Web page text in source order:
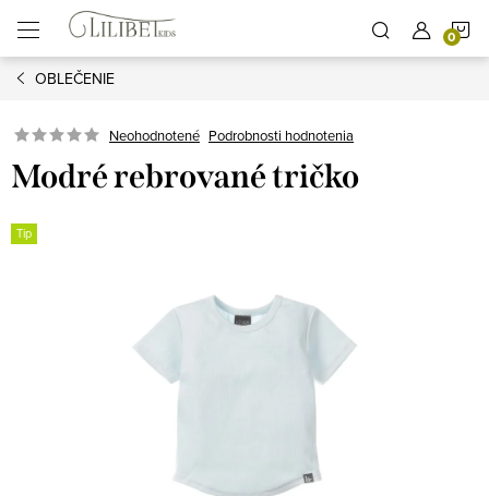
obsah
OBLEČENIE
Neohodnotené Podrobnosti hodnotenia
Modré rebrované tričko
Tip